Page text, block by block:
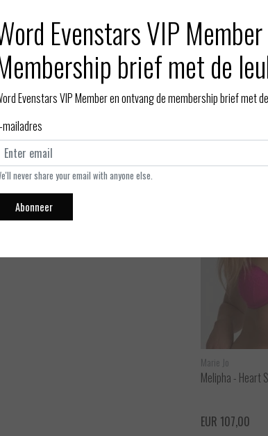
Afbeelding vergroten
Toevoegen
een BH of bralette van Melipha. Zo kunnen we
zijkant, net zoals een short. Je draagt ze
Marie Jo
Melipha - Heart
EUR 107,00
Evenstars VIP
brief met de
Evenstars VIP Member en ontvang de membership brief met
mailadres
never share your email with anyone else.
Abonneer